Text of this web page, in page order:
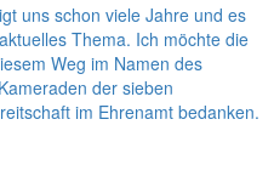
uns schon viele Jahre und es
Thema. Ich möchte die
Weg im Namen des
der sieben
im Ehrenamt bedanken.